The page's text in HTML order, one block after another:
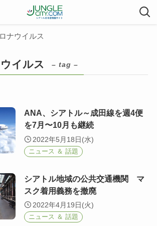
ナウイルス
イルス – tag –
ANA、シアトル～成田線を週4便
を7月〜10月も継続
2022年5月18日(水)
ニュース ＆ 話題
シアトル地域の公共交通機関 マ
スク着用義務を撤廃
2022年4月19日(火)
ニュース ＆ 話題